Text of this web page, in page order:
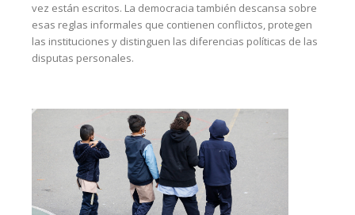
vez están escritos. La democracia también descansa sobre
esas reglas informales que contienen conflictos, protegen
las instituciones y distinguen las diferencias políticas de las
disputas personales.